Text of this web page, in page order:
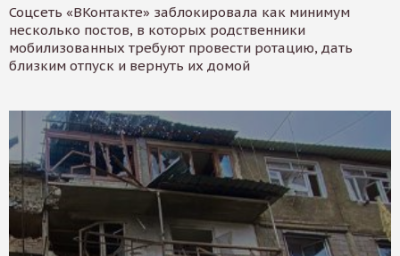
Соцсеть «ВКонтакте» заблокировала как минимум
несколько постов, в которых родственники
мобилизованных требуют провести ротацию, дать
близким отпуск и вернуть их домой